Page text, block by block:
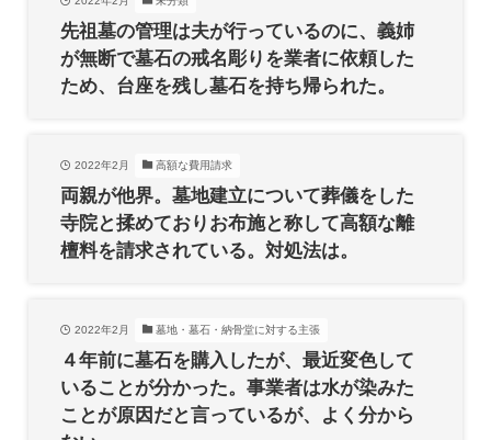
先祖墓の管理は夫が行っているのに、義姉
が無断で墓石の戒名彫りを業者に依頼した
ため、台座を残し墓石を持ち帰られた。
2022年2月 高額な費用請求
両親が他界。墓地建立について葬儀をした
寺院と揉めておりお布施と称して高額な離
檀料を請求されている。対処法は。
2022年2月 墓地・墓石・納骨堂に対する主張
４年前に墓石を購入したが、最近変色して
いることが分かった。事業者は水が染みた
ことが原因だと言っているが、よく分から